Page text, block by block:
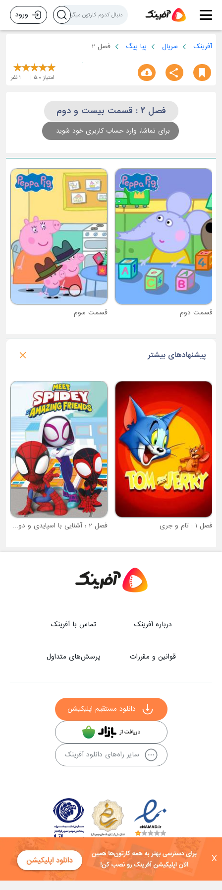
X
ورود
آفرینک سریال پپا پیگ فصل 2
امتیاز 5.0
1 نفر
فصل 2 : قسمت بیست و دوم
برای تماشا، وارد حساب کاربری خود شوید
قسمت دوم قسمت سوم
پیشنهادهای بیشتر
فصل 1 : تام و جری فصل 2 : آشنایی با اسپایدی و دوستان شگفت انگیزش
درباره آفرینک تماس با آفرینک
قوانین و مقررات پرسش‌های متداول
دانلود مستقیم اپلیکیشن
سایر راه‌های دانلود آفرینک
کلیه حقوق این سایت به شرکت توسعه فناوی هفت آسمان توکان تعلق دارد و